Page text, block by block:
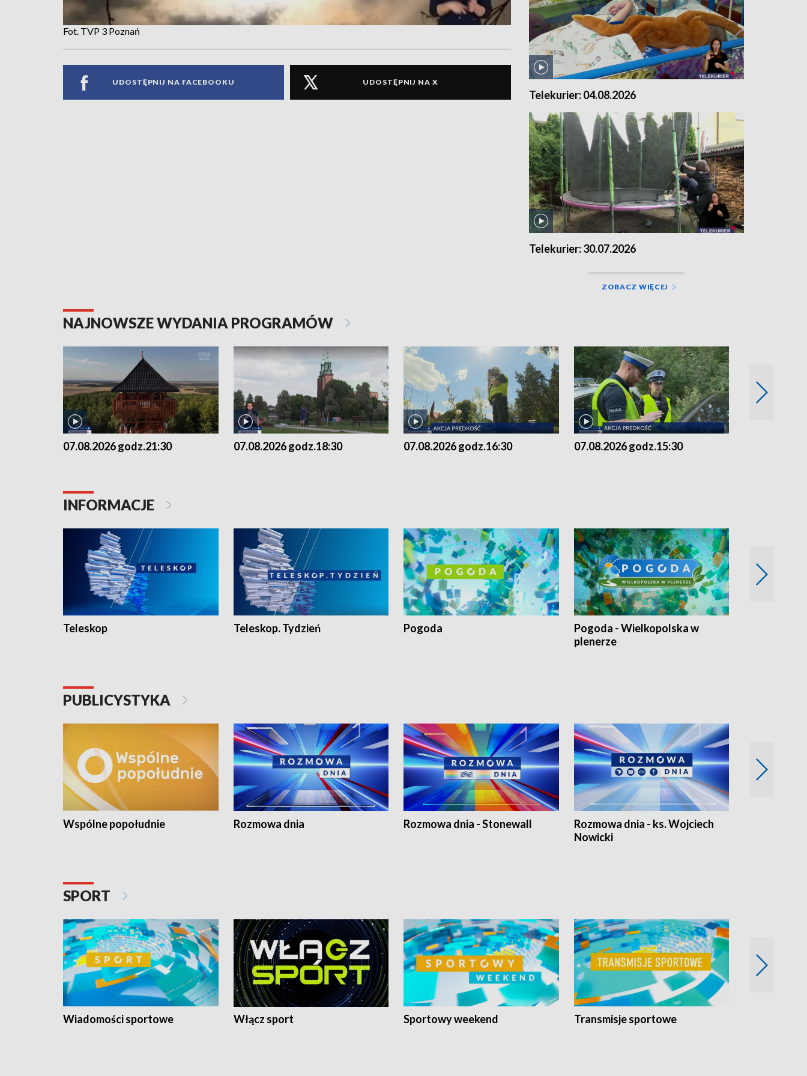
Fot. TVP 3 Poznań
UDOSTĘPNIJ NA FACEBOOKU UDOSTĘPNIJ NA X
Telekurier: 04.08.2026
Telekurier: 30.07.2026
ZOBACZ WIĘCEJ
NAJNOWSZE WYDANIA PROGRAMÓW
07.08.2026 godz.21:30 07.08.2026 godz.18:30 07.08.2026 godz.16:30 07.08.2026 godz.15:30
INFORMACJE
Teleskop Teleskop. Tydzień Pogoda
Pogoda - Wielkopolska w
plenerze
PUBLICYSTYKA
Wspólne popołudnie Rozmowa dnia Rozmowa dnia - Stonewall
Rozmowa dnia - ks. Wojciech
Nowicki
SPORT
Wiadomości sportowe Włącz sport Sportowy weekend Transmisje sportowe